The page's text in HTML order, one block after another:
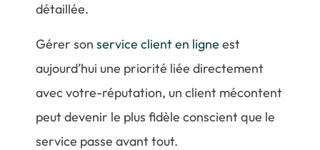
détaillée.
Gérer son service client en ligne est
aujourd’hui une priorité liée directement
avec votre-réputation, un client mécontent
peut devenir le plus fidèle conscient que le
service passe avant tout.